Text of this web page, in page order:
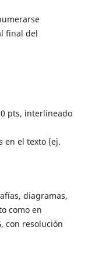
final del
pts, interlineado
en el texto (ej.
diagramas,
como en
con resolución